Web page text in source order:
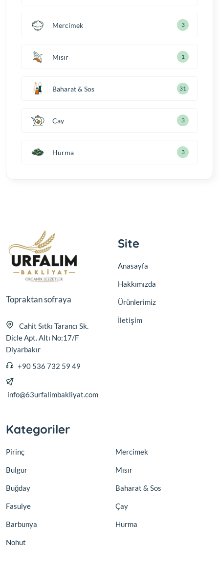
Mercimek 3
Mısır 1
Baharat & Sos 31
Çay 3
Hurma 3
Topraktan sofraya
Cahit Sıtkı Tarancı Sk.
Dicle Apt. Altı No:17/F
Diyarbakır
+90 536 732 59 49
info@63urfalimbakliyat.com
Site
Anasayfa
Hakkımızda
Ürünlerimiz
İletişim
Kategoriler
Pirinç
Bulgur
Buğday
Fasulye
Barbunya
Nohut
Mercimek
Mısır
Baharat & Sos
Çay
Hurma